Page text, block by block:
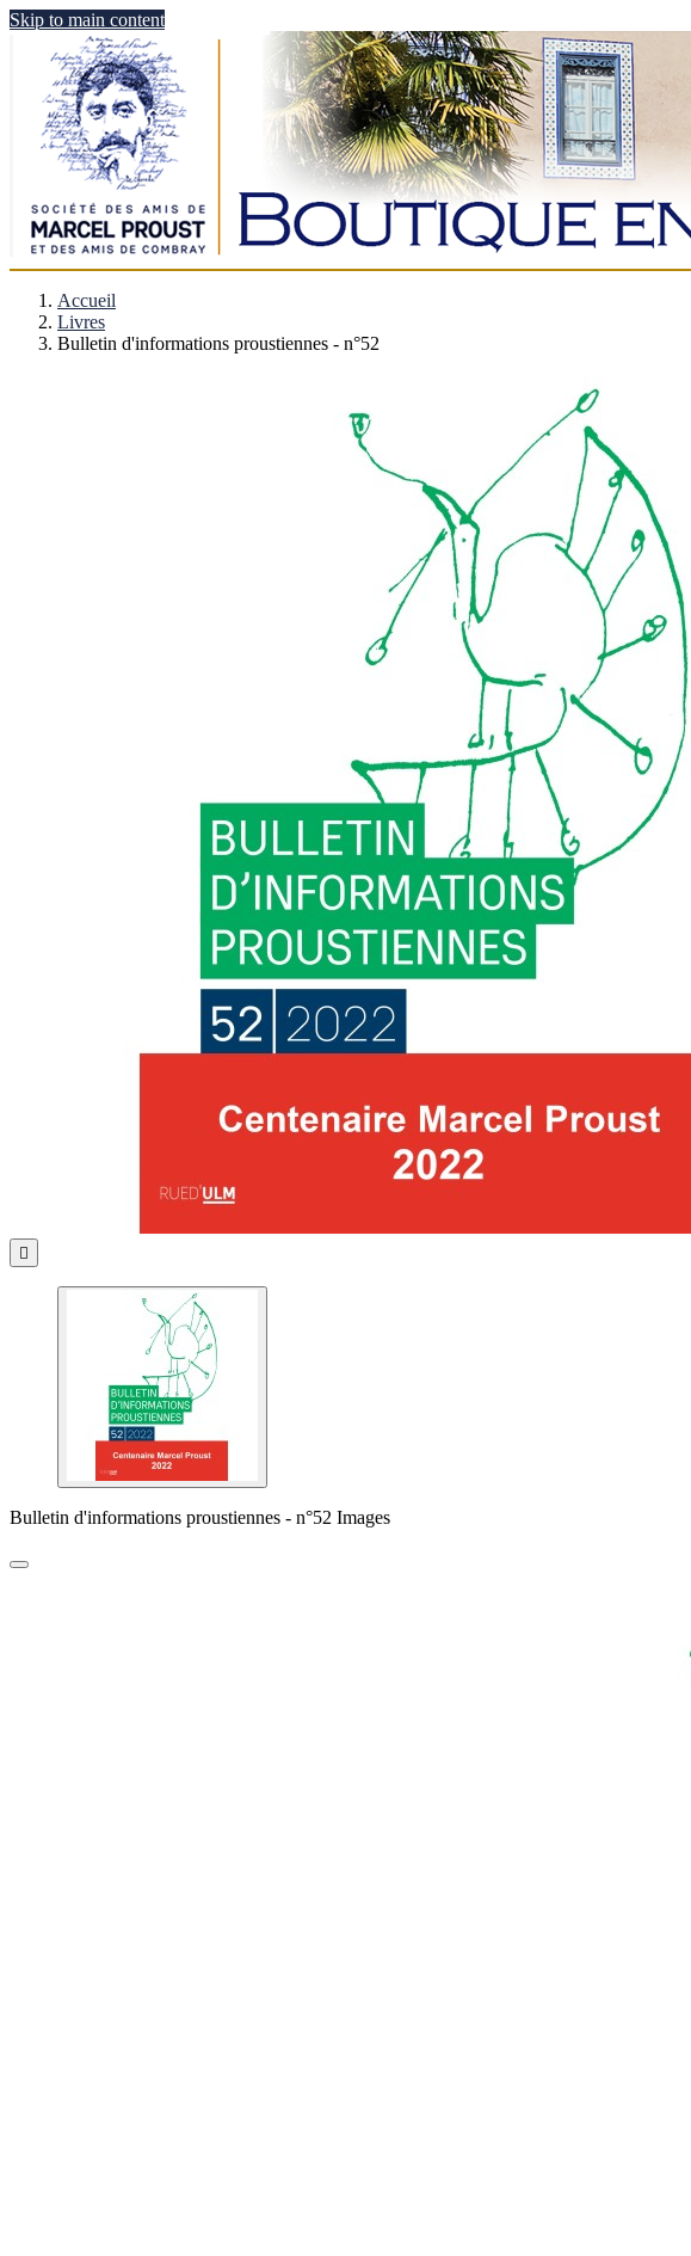
Skip to main content
Accueil
Livres
Bulletin d'informations proustiennes - n°52

Bulletin d'informations proustiennes - n°52 Images